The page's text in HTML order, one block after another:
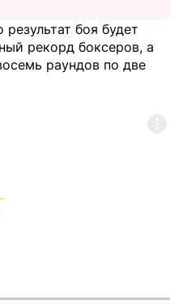
боя будет
рекорд боксеров, а
раундов по две